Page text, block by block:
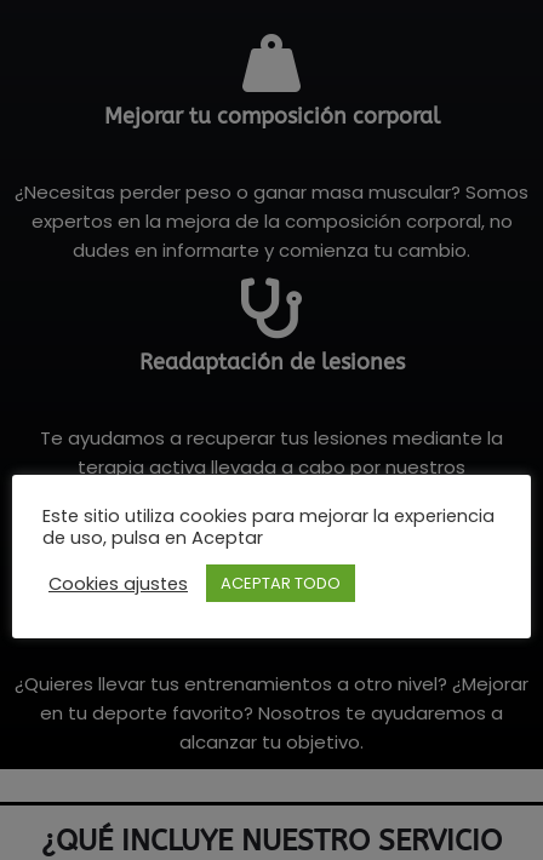
Mejorar tu composición corporal
¿Necesitas perder peso o ganar masa muscular? Somos
expertos en la mejora de la composición corporal, no
dudes en informarte y comienza tu cambio.
Readaptación de lesiones
Te ayudamos a recuperar tus lesiones mediante la
terapia activa llevada a cabo por nuestros
Mejorar tu rendimiento
¿Quieres llevar tus entrenamientos a otro nivel? ¿Mejorar
en tu deporte favorito? Nosotros te ayudaremos a
alcanzar tu objetivo.
¿QUÉ INCLUYE NUESTRO SERVICIO
Este sitio utiliza cookies para mejorar la experiencia
de uso, pulsa en Aceptar
Cookies ajustes
ACEPTAR TODO